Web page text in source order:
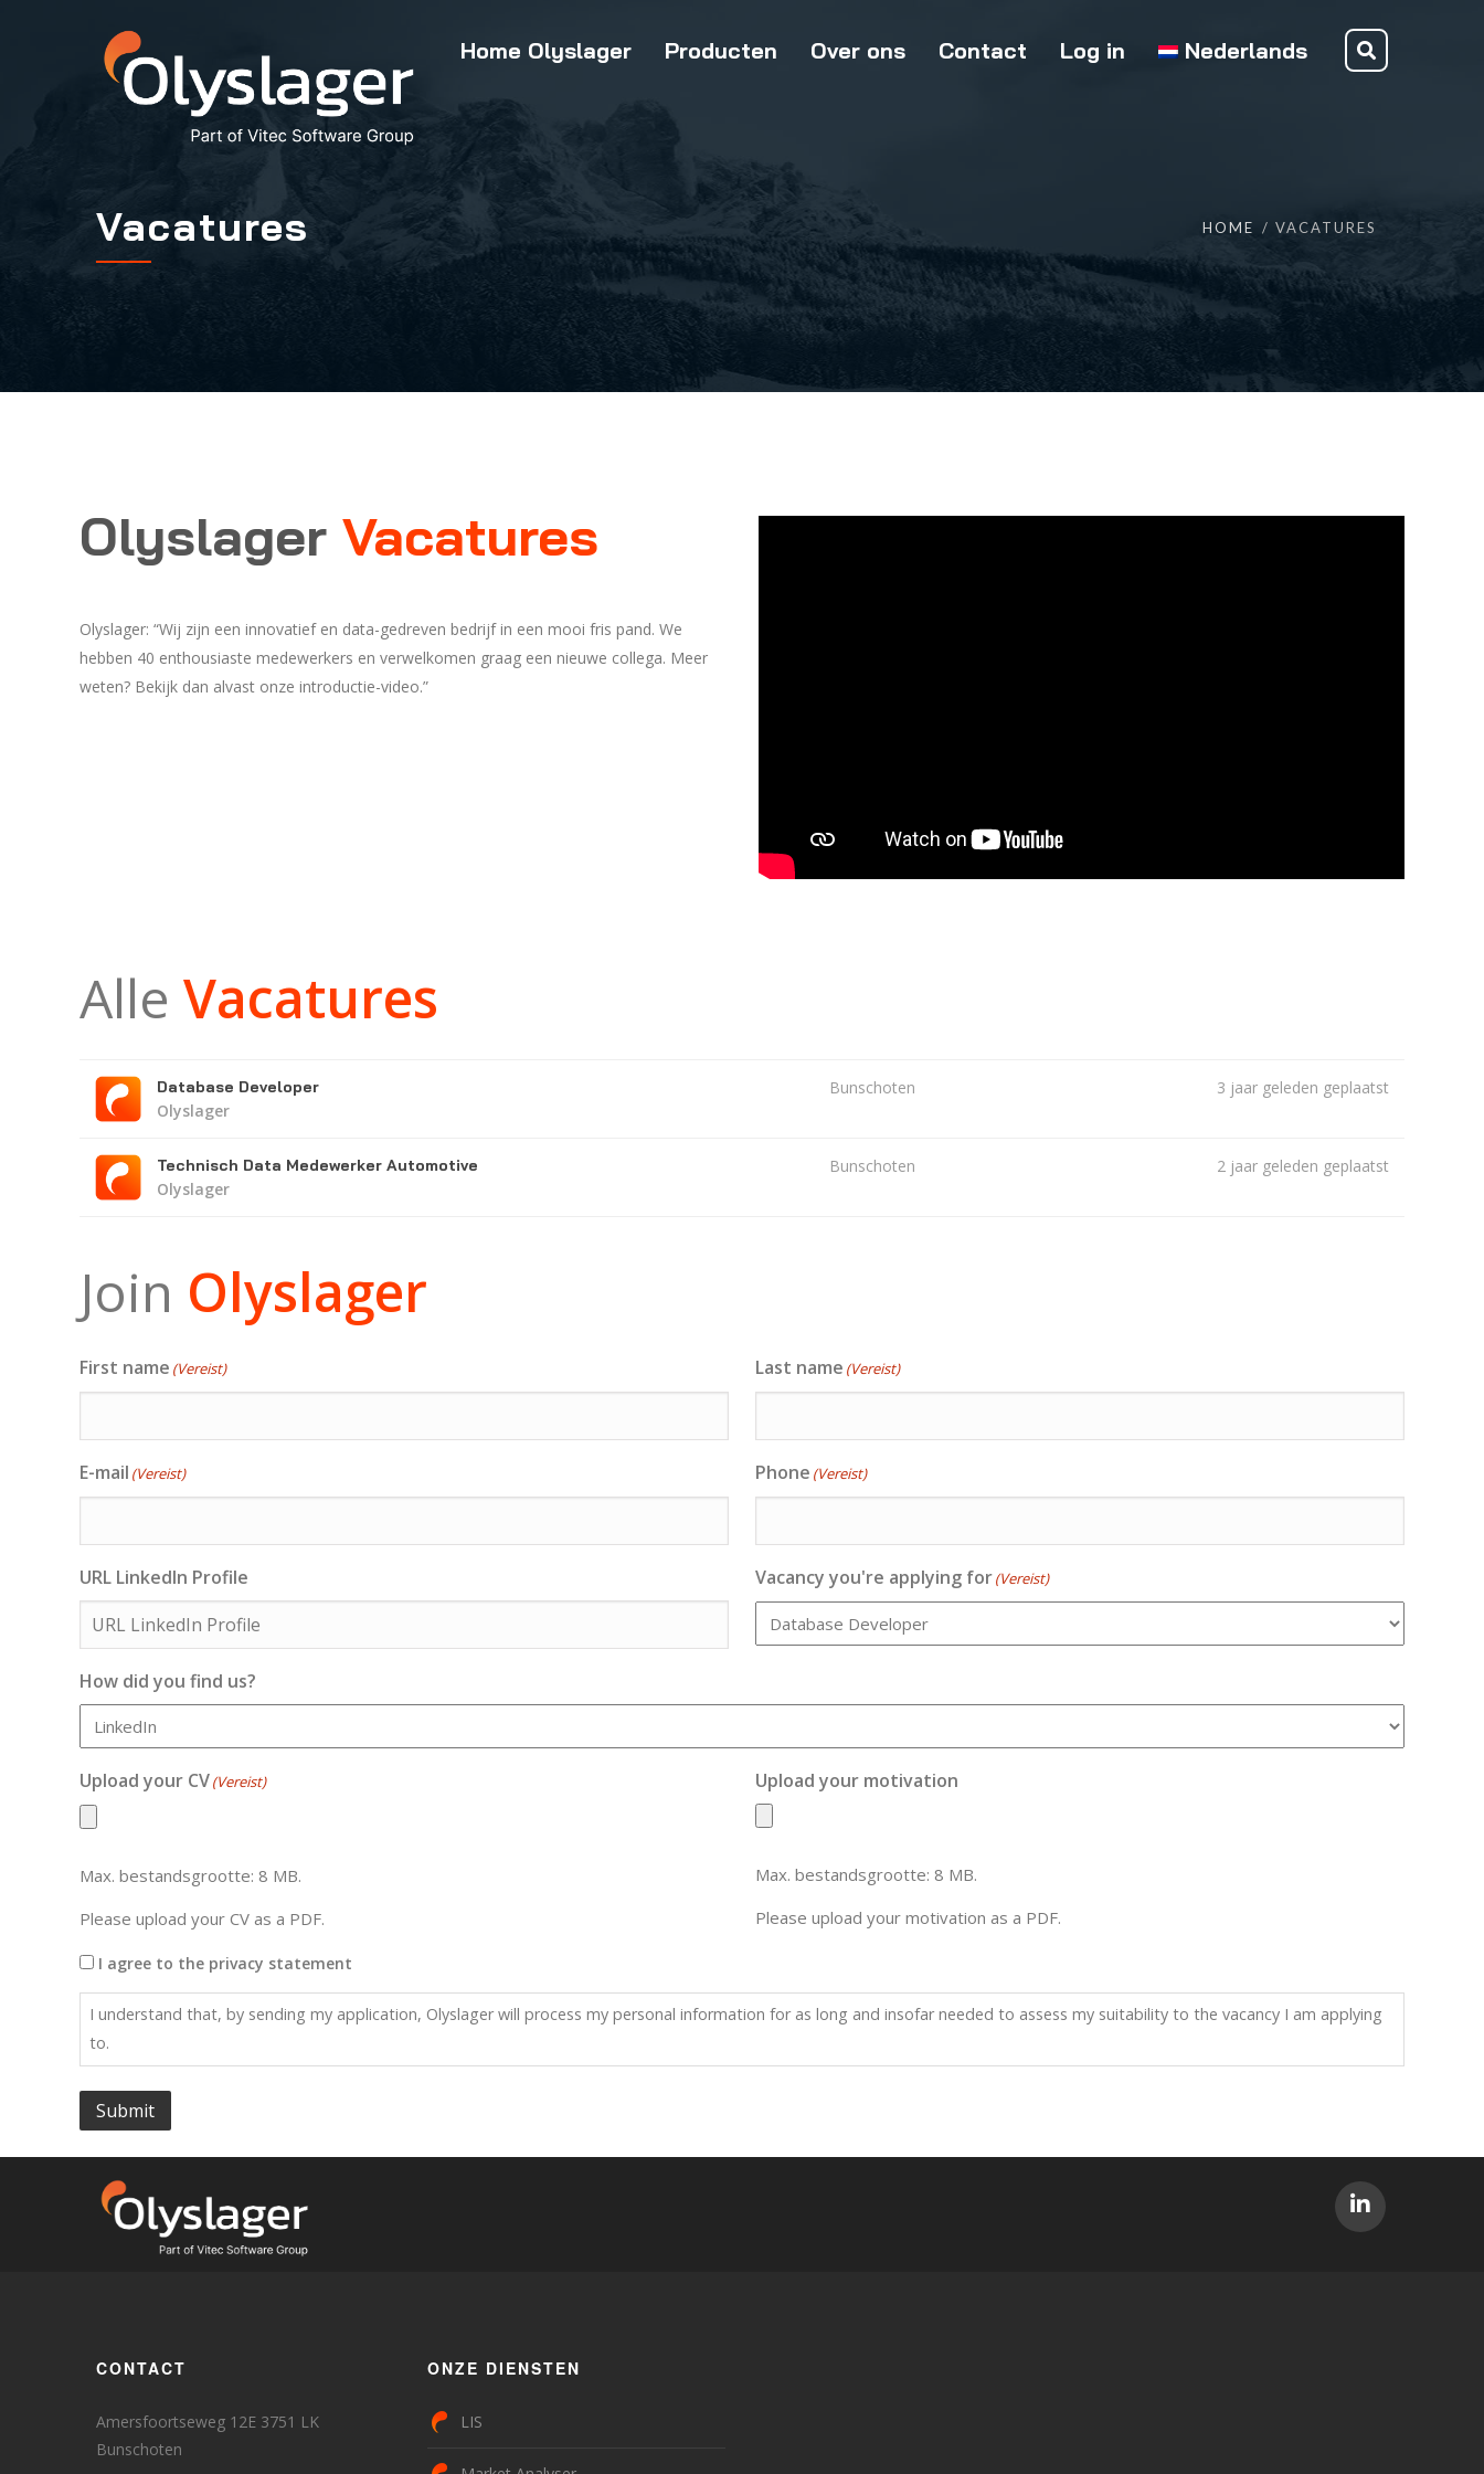
Home Olyslager Producten Over ons Contact Log in Nederlands
Vacatures HOME VACATURES
Olyslager Vacatures
Olyslager: “Wij zijn een innovatief en data-gedreven bedrijf in een mooi fris pand. We
hebben 40 enthousiaste medewerkers en verwelkomen graag een nieuwe collega. Meer
weten? Bekijk dan alvast onze introductie-video.”
Alle Vacatures
Database Developer
Olyslager
Bunschoten 3 jaar geleden geplaatst
Technisch Data Medewerker Automotive
Olyslager
Bunschoten 2 jaar geleden geplaatst
Join Olyslager
First name (Vereist) Last name (Vereist)
E-mail (Vereist) Phone (Vereist)
URL LinkedIn Profile Vacancy you're applying for(Vereist)
How did you find us?
Upload your CV(Vereist)
Max. bestandsgrootte: 8 MB.
Please upload your CV as a PDF.
Upload your motivation
Max. bestandsgrootte: 8 MB.
Please upload your motivation as a PDF.
Consent
I agree to the privacy statement
I understand that, by sending my application, Olyslager will process my personal information for as long and insofar needed to assess my suitability to the vacancy I am applying
to.
Submit
CONTACT
Amersfoortseweg 12E 3751 LK
Bunschoten
ONZE DIENSTEN
LIS